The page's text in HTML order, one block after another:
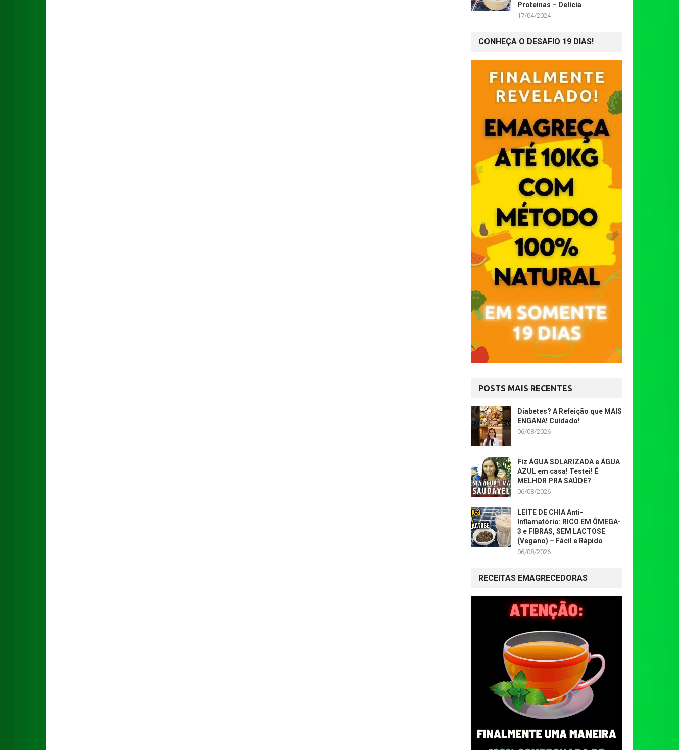
Proteínas – Delícia
17/04/2024
CONHEÇA O DESAFIO 19 DIAS!
POSTS MAIS RECENTES
Diabetes? A Refeição que MAIS
ENGANA! Cuidado!
06/08/2026
Fiz ÁGUA SOLARIZADA e ÁGUA
AZUL em casa! Testei! É
MELHOR PRA SAÚDE?
06/08/2026
LEITE DE CHIA Anti-
Inflamatório: RICO EM ÔMEGA-
3 e FIBRAS, SEM LACTOSE
(Vegano) – Fácil e Rápido
06/08/2026
RECEITAS EMAGRECEDORAS